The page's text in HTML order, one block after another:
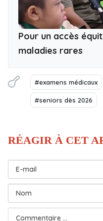
Pour un accès
maladies rares
#examens médicaux
#seniors dès 2026